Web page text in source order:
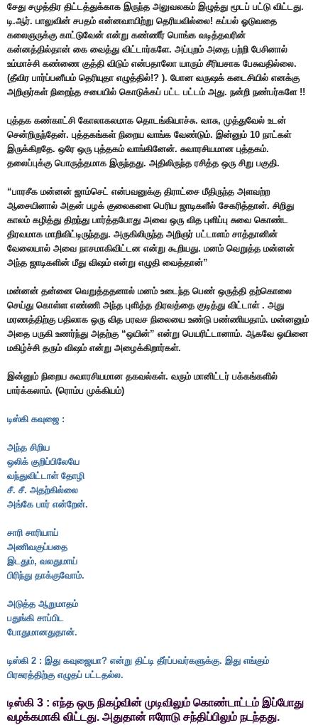
சேது சமுத்திர திட்டத்துக்காக இருந்த அலுவலகம் இழுத்து மூடப் பட்டு விட்டது.
டி.ஆர். பாலுவின் சபதம் என்னவாயிற்று தெரியவில்லை! கப்பல் ஓடுவதை
கலைஞருக்கு காட்டுவேன் என்று கண்ணீர் பொங்க வடித்தவரின்
கன்னத்தில்தான் கை வைத்து விட்டார்களே. அப்புறம் அதை பற்றி பேசினால்
உம்மாச்சி கண்ணை குத்தி விடும் என்பதாலோ யாரும் சீரியசாக பேசுவதில்லை.
(தீவிர பார்ப்பனீயம் தெரியுதா எழுத்தில்!? ). போன வருஷக் கடைசியில் எனக்கு
அறிஞர்கள் நிறைந்த சபையில் கொடுக்கப் பட்ட பட்டம் அது. நன்றி நண்பர்களே !!
புத்தக கண்காட்சி கோலாகலமாக தொடங்கியாச்சு. வாசு, முத்துவேல் உடன்
சென்றிருந்தேன். புத்தகங்கள் நிறைய வாங்க வேண்டும். இன்னும் 10 நாட்கள்
இருக்கிறதே. ஒரே ஒரு புத்தகம் வாங்கினேன். சுவாரசியமான புத்தகம்.
தலைப்புக்கு பொருத்தமாக இருந்தது. அதிலிருந்த ரசித்த ஒரு சிறு பகுதி.
“பாரசீக மன்னன் ஜாம்செட் என்பவனுக்கு திராட்சை மீதிருந்த அளவற்ற
ஆசையினால் அதன் பழக் குலைகளை பெரிய ஜாடிகளீல் சேகரித்தான். சிறிது
காலம் கழித்து திறந்து பார்த்தபோது அவை ஒரு வித புளிப்பு சுவை கொண்ட
திரவமாக மாறிவிட்டிருந்தது. அருகிலிருந்த அறிஞர் பட்டாளம் சாத்தானின்
வேலையால் அவை நாசமாகிவிட்டன என்று கூறியது. மனம் வெறுத்த மன்னன்
அந்த ஜாடிகளின் மீது விஷம் என்று எழுதி வைத்தான்”
மன்னன் தன்னை வெறுத்ததனால் மனம் உடைந்த பெண் ஒருத்தி தற்கொலை
செய்து கொள்ள எண்ணி அந்த புளித்த திரவத்தை குடித்து விட்டாள் . அது
மரணத்திற்கு பதிலாக ஒரு வித பரவச நிலையை உண்டு பண்ணியதாம். மன்னனும்
அதை பருகி உணர்ந்து அதற்கு “ஒயின்” என்று பெயரிட்டானாம். ஆகவே ஒயினை
மகிழ்ச்சி தரும் விஷம் என்று அழைக்கிறார்கள்.
இன்னும் நிறைய சுவாரசியமான தகவல்கள். வரும் மானிட்டர் பக்கங்களில்
பார்க்கலாம். (ரொம்ப முக்கியம்)
டிஸ்கி கவுஜை :
அந்த சிறிய
ஒலிக் குறிப்பிலேயே
வந்துவிட்டாள் தோழி
சீ. சீ. அதற்கில்லை
அங்கே பார் என்றேன்.
சாரி சாரியாய்
அணிவகுப்பதை
இடதும், வலதுமாய்
பிரிந்து தாக்குவோம்.
அடுத்த ஆறுமாதம்
பதுங்கி சாப்பிட
போதுமானதுதான்.
டிஸ்கி 2 : இது கவுஜையா? என்று திட்டி தீர்ப்பவர்களுக்கு. இது எங்கும்
பிரசுரத்திற்கு எழுதப் பட்டதல்ல.
டிஸ்கி 3 : எந்த ஒரு நிகழ்வின் முடிவிலும் கொண்டாட்டம் இப்போது
வழக்கமாகி விட்டது. அதுதான் ஈரோடு சந்திப்பிலும் நடந்தது.